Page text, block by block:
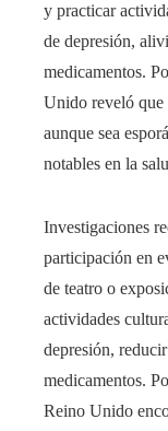
y practicar
de depresión,
medicamentos.
Unido reveló que
aunque sea
notables en la
Investigaciones
participación en
de teatro o
actividades
depresión,
medicamentos.
Reino Unido